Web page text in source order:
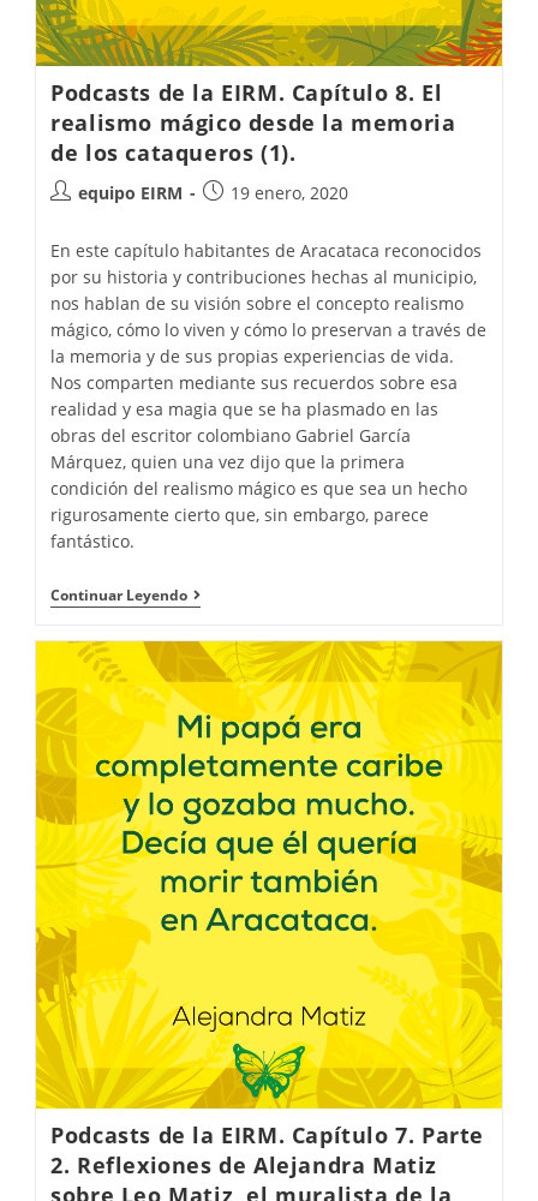
Podcasts de la EIRM. Capítulo 8. El
realismo mágico desde la memoria
de los cataqueros (1).
equipo EIRM 19 enero, 2020
En este capítulo habitantes de Aracataca reconocidos
por su historia y contribuciones hechas al municipio,
nos hablan de su visión sobre el concepto realismo
mágico, cómo lo viven y cómo lo preservan a través de
la memoria y de sus propias experiencias de vida.
Nos comparten mediante sus recuerdos sobre esa
realidad y esa magia que se ha plasmado en las
obras del escritor colombiano Gabriel García
Márquez, quien una vez dijo que la primera
condición del realismo mágico es que sea un hecho
rigurosamente cierto que, sin embargo, parece
fantástico.
Continuar Leyendo
Podcasts de la EIRM. Capítulo 7. Parte
2. Reflexiones de Alejandra Matiz
sobre Leo Matiz, el muralista de la